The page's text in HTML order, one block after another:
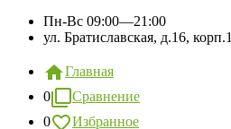
Пн-Вс 09:00—21:00
ул. Братиславская, д.16, корп.1
Главная
0
Сравнение
0
Избранное